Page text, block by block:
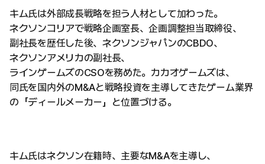
キム氏は外部成長戦略を担う人材として加わった。
ネクソンコリアで戦略企画室長、企画調整担当取締役、
副社長を歴任した後、ネクソンジャパンのCBDO、
ネクソンアメリカの副社長、
ラインゲームズのCSOを務めた。カカオゲームズは、
同氏を国内外のM&Aと戦略投資を主導してきたゲーム業界
の「ディールメーカー」と位置づける。
キム氏はネクソン在籍時、主要なM&Aを主導し、